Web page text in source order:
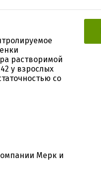
растворимой
у взрослых
со
Мерк и